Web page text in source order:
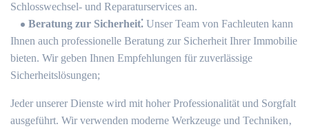
Schlosswechsel- und Reparaturservices an.​
Beratung zur Sicherheit⁚ Unser Team von Fachleuten kann
Ihnen auch professionelle Beratung zur Sicherheit Ihrer Immobilie
bieten.​ Wir geben Ihnen Empfehlungen für zuverlässige
Sicherheitslösungen;
Jeder unserer Dienste wird mit hoher Professionalität und Sorgfalt
ausgeführt.​ Wir verwenden moderne Werkzeuge und Techniken‚